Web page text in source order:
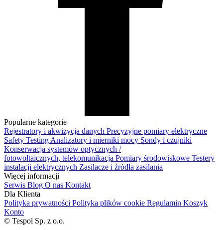
Popularne kategorie
Rejestratory i akwizycja danych Precyzyjne pomiary elektryczne
Safety TestingAnalizatory i mierniki mocy Sondy i czujniki
Konserwacja systemów optycznych /
fotowoltaicznych, telekomunikacja Pomiary środowiskowe Testery
instalacji elektrycznych Zasilacze i źródła zasilania
Więcej informacji
Serwis Blog O nas Kontakt
Dla Klienta
Polityka prywatności Polityka plików cookie Regulamin Koszyk
Konto
© Tespol Sp. z o.o.